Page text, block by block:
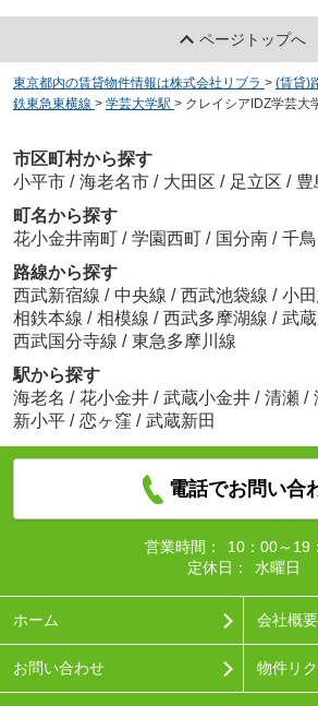
ページトップへ
東京都内の賃貸物件情報は株式会社リブラ > (賃貸)
鉄東急東横線 > 学芸大学駅 > クレイシアIDZ学芸大
市区町村から探す
小平市 / 海老名市 / 大田区 / 足立区 / 豊
町名から探す
花小金井南町 / 学園西町 / 国分南 / 千鳥
路線から探す
西武新宿線 / 中央線 / 西武池袋線 / 小
相鉄本線 / 相模線 / 西武多摩湖線 / 武
西武国分寺線 / 東急多摩川線
駅から探す
海老名 / 花小金井 / 武蔵小金井 / 清瀬 /
新小平 / 恋ヶ窪 / 武蔵新田
電話でお問い合
営業時間：
10：00～19
定休日：
水曜日
ホーム 会社概要
お問い合わせ 物件リ